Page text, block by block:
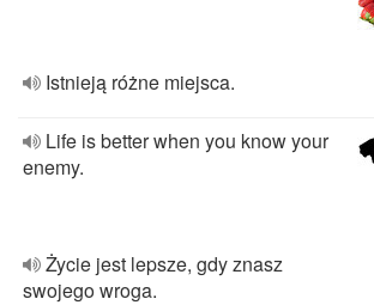
Istnieją różne miejsca.
Life is better when you know your
enemy.
Życie jest lepsze, gdy znasz
swojego wroga.